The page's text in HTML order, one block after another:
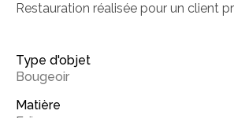
Restauration réalisée pour un client
Type d'objet
Bougeoir
Matière